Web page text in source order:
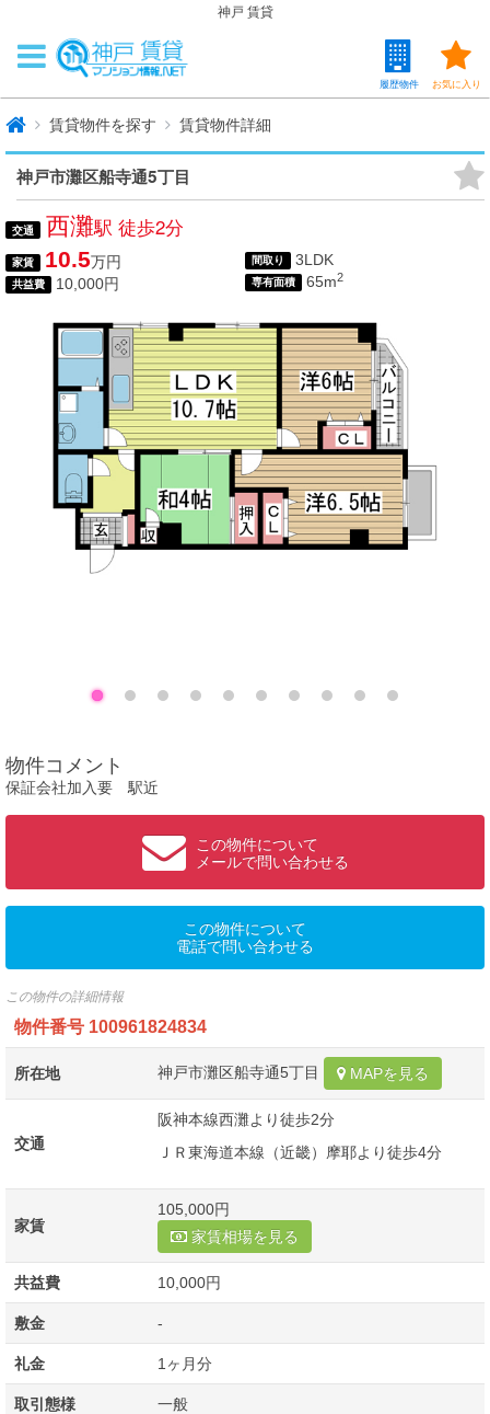
神戸 賃貸
お気に入り
履歴物件
賃貸物件を探す 賃貸物件詳細
神戸市灘区船寺通5丁目
交通 西灘駅 徒歩2分
家賃 10.5万円
共益費 10,000円
間取り 3LDK
専有面積 65m2
物件コメント
保証会社加入要 駅近
この物件について
メールで問い合わせる
この物件について
電話で問い合わせる
この物件の詳細情報
物件番号 100961824834
所在地 神戸市灘区船寺通5丁目 MAPを見る
交通
阪神本線西灘より徒歩2分
ＪＲ東海道本線（近畿）摩耶より徒歩4分
家賃
105,000円
家賃相場を見る
共益費 10,000円
敷金 -
礼金 1ヶ月分
取引態様 一般